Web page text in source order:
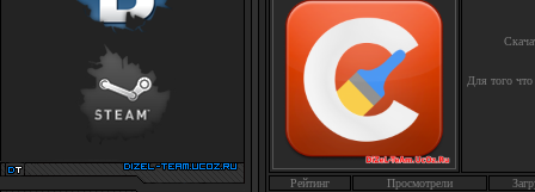
Для того
Рейтинг Просмотрели